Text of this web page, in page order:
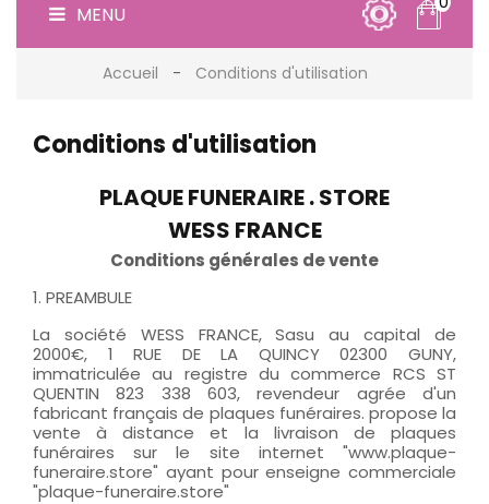
MENU
Accueil Conditions d'utilisation
Conditions d'utilisation
PLAQUE FUNERAIRE . STORE
WESS FRANCE
Conditions générales de vente
1. PREAMBULE
La société WESS FRANCE, Sasu au capital de
2000€, 1 RUE DE LA QUINCY 02300 GUNY,
immatriculée au registre du commerce RCS ST
QUENTIN 823 338 603, revendeur agrée d'un
fabricant français de plaques funéraires. propose la
vente à distance et la livraison de plaques
funéraires sur le site internet "www.plaque-
funeraire.store" ayant pour enseigne commerciale
"plaque-funeraire.store"